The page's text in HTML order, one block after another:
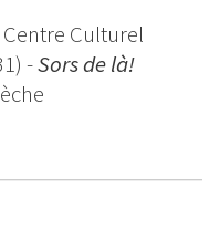
Culturel
-Sors de là!